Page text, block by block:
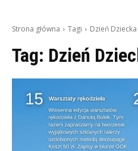
Strona główna Tagi Dzień
Tag: Dzień